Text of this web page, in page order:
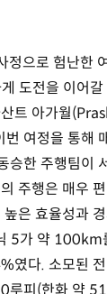
정으로 험난한
도전을 이어
트 아가월
여정을 통해
승한 주행팀이
주행은 매우
은 효율성과
5가 약 100km
였다. 소모된